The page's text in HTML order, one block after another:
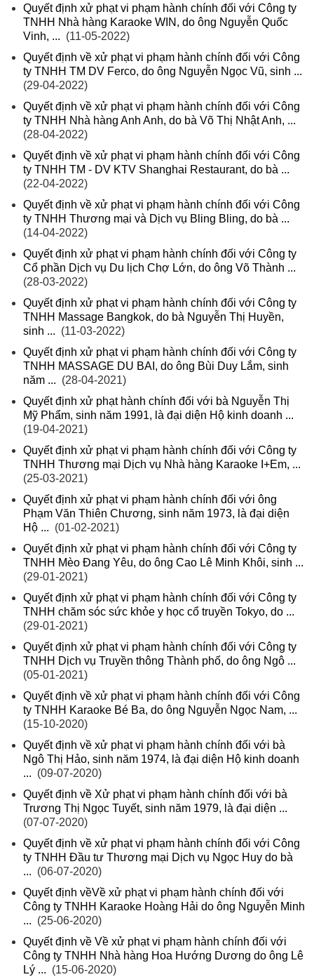
Quyết định xử phạt vi phạm hành chính đối với Công ty
TNHH Nhà hàng Karaoke WIN, do ông Nguyễn Quốc
Vinh, ... (11-05-2022)
Quyết định về xử phạt vi phạm hành chính đối với Công
ty TNHH TM DV Ferco, do ông Nguyễn Ngọc Vũ, sinh ...
(29-04-2022)
Quyết định về xử phạt vi phạm hành chính đối với Công
ty TNHH Nhà hàng Anh Anh, do bà Võ Thị Nhật Anh, ...
(28-04-2022)
Quyết định về xử phạt vi phạm hành chính đối với Công
ty TNHH TM - DV KTV Shanghai Restaurant, do bà ...
(22-04-2022)
Quyết định về xử phạt vi phạm hành chính đối với Công
ty TNHH Thương mại và Dịch vụ Bling Bling, do bà ...
(14-04-2022)
Quyết định xử phạt vi phạm hành chính đối với Công ty
Cổ phần Dịch vụ Du lịch Chợ Lớn, do ông Võ Thành ...
(28-03-2022)
Quyết định xử phạt vi phạm hành chính đối với Công ty
TNHH Massage Bangkok, do bà Nguyễn Thị Huyền,
sinh ... (11-03-2022)
Quyết định xử phạt vi phạm hành chính đối với Công ty
TNHH MASSAGE DU BAI, do ông Bùi Duy Lắm, sinh
năm ... (28-04-2021)
Quyết định xử phạt hành chính đối với bà Nguyễn Thị
Mỹ Phẩm, sinh năm 1991, là đại diện Hộ kinh doanh ...
(19-04-2021)
Quyết định xử phạt vi phạm hành chính đối với Công ty
TNHH Thương mại Dịch vụ Nhà hàng Karaoke I+Em, ...
(25-03-2021)
Quyết định xử phạt vi phạm hành chính đối với ông
Phạm Văn Thiên Chương, sinh năm 1973, là đại diện
Hộ ... (01-02-2021)
Quyết định xử phạt vi phạm hành chính đối với Công ty
TNHH Mèo Đang Yêu, do ông Cao Lê Minh Khôi, sinh ...
(29-01-2021)
Quyết định xử phạt vi phạm hành chính đối với Công ty
TNHH chăm sóc sức khỏe y học cổ truyền Tokyo, do ...
(29-01-2021)
Quyết định xử phạt vi phạm hành chính đối với Công ty
TNHH Dịch vụ Truyền thông Thành phố, do ông Ngô ...
(05-01-2021)
Quyết định về xử phạt vi phạm hành chính đối với Công
ty TNHH Karaoke Bé Ba, do ông Nguyễn Ngọc Nam, ...
(15-10-2020)
Quyết định về xử phạt vi phạm hành chính đối với bà
Ngô Thị Hảo, sinh năm 1974, là đại diện Hộ kinh doanh
... (09-07-2020)
Quyết định về Xử phạt vi phạm hành chính đối với bà
Trương Thị Ngọc Tuyết, sinh năm 1979, là đại diện ...
(07-07-2020)
Quyết định về xử phạt vi phạm hành chính đối với Công
ty TNHH Đầu tư Thương mại Dịch vụ Ngọc Huy do bà
... (06-07-2020)
Quyết định vềVề xử phạt vi phạm hành chính đối với
Công ty TNHH Karaoke Hoàng Hải do ông Nguyễn Minh
... (25-06-2020)
Quyết định về Về xử phạt vi phạm hành chính đối với
Công ty TNHH Nhà hàng Hoa Hướng Dương do ông Lê
Lý ... (15-06-2020)